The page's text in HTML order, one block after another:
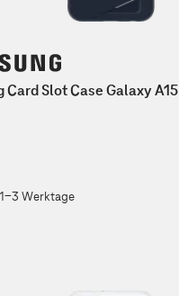
Card Slot Case Galaxy A15
1-3 Werktage